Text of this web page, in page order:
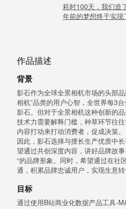
耗时100天，我们造
年前的梦想终于实现
作品描述
背景
影石作为全球全景相机市场的头部
相机”品类的用户心智，全世界每3
影石。但对于全景相机这种创新的
技术力需要解释门槛，种草环节往
内容打动来打动消费者，促成决策。
因此，影石选择与擅长生产优质中
望通过共创深度内容，讲好品牌故
“的品牌形象。同时，希望通过在社
通，积累品牌忠诚用户，实现生意转
目标
通过使用B站商业化数据产品工具-